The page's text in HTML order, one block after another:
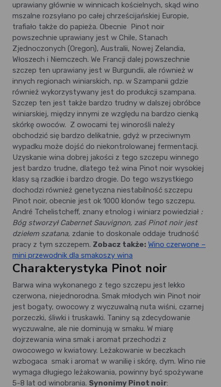
uprawiany głównie w winnicach kościelnych, skąd wino
mszalne rozsyłano po całej chrześcijańskiej Europie,
trafiało także do papieża. Obecnie Pinot noir
powszechnie uprawiany jest w Chile, Stanach
Zjednoczonych (Oregon), Australii, Nowej Zelandia,
Włoszech i Niemczech. We Francji dalej powszechnie
szczep ten uprawiany jest w Burgundii, ale również w
innych regionach winiarskich, np. w Szampanii gdzie
również wykorzystywany jest do produkcji szampana.
Szczep ten jest także bardzo trudny w dalszej obróbce
winiarskiej, między innymi ze względu na bardzo cienką
skórkę owoców. Z owocami tej winorośli należy
obchodzić się bardzo delikatnie, gdyż w przeciwnym
wypadku może dojść do niekontrolowanej fermentacji.
Uzyskanie wina dobrej jakości z tego szczepu winnego
jest bardzo trudne, dlatego też wina Pinot noir wysokiej
klasy są rzadkie i bardzo drogie. Do tego wszystkiego
dochodzi również genetyczna niestabilność szczepu
Pinot noir, obecnie jest ok 1000 klonów tego szczepu.
André Tchelistcheff, znany etnolog i winiarz powiedział :
Bóg stworzył Cabernet Sauvignon, zaś Pinot noir jest
dziełem szatana, zdanie to doskonale oddaje trudność
pracy z tym szczepem. Zobacz także: Wino czerwone –
mini przewodnik dla smakoszy wina
Charakterystyka Pinot noir
Barwa wina wykonanego z tego szczepu jest lekko
czerwona, niejednorodna. Smak młodych win Pinot noir
jest bogaty, owocowy z wyczuwalną nuta wiśni, czarnej
porzeczki, śliwki i truskawki. Taniny są zdecydowanie
wyczuwalne, ale nie dominują w smaku. W miarę
dojrzewania wina smak i aromat przechodzi z
owocowego w kwiatowy. Leżakowanie w beczkach
wzbogaca smak i aromat w wanilię i skórę, dym. Wino nie
wymaga długiego leżakowania, powinny być spożywane
5-8 lat od winobrania. Synonimy Pinot noir: